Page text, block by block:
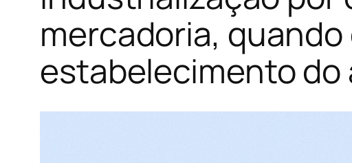
mercadoria,
estabelecimento